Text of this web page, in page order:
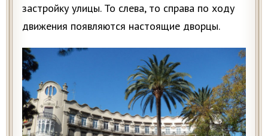
застройку улицы. То слева, то справа по ходу
движения появляются настоящие дворцы.